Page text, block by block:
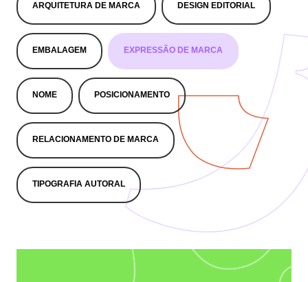
ARQUITETURA DE MARCA DESIGN EDITORIAL
EMBALAGEM EXPRESSÃO DE MARCA
NOME POSICIONAMENTO
RELACIONAMENTO DE MARCA
TIPOGRAFIA AUTORAL